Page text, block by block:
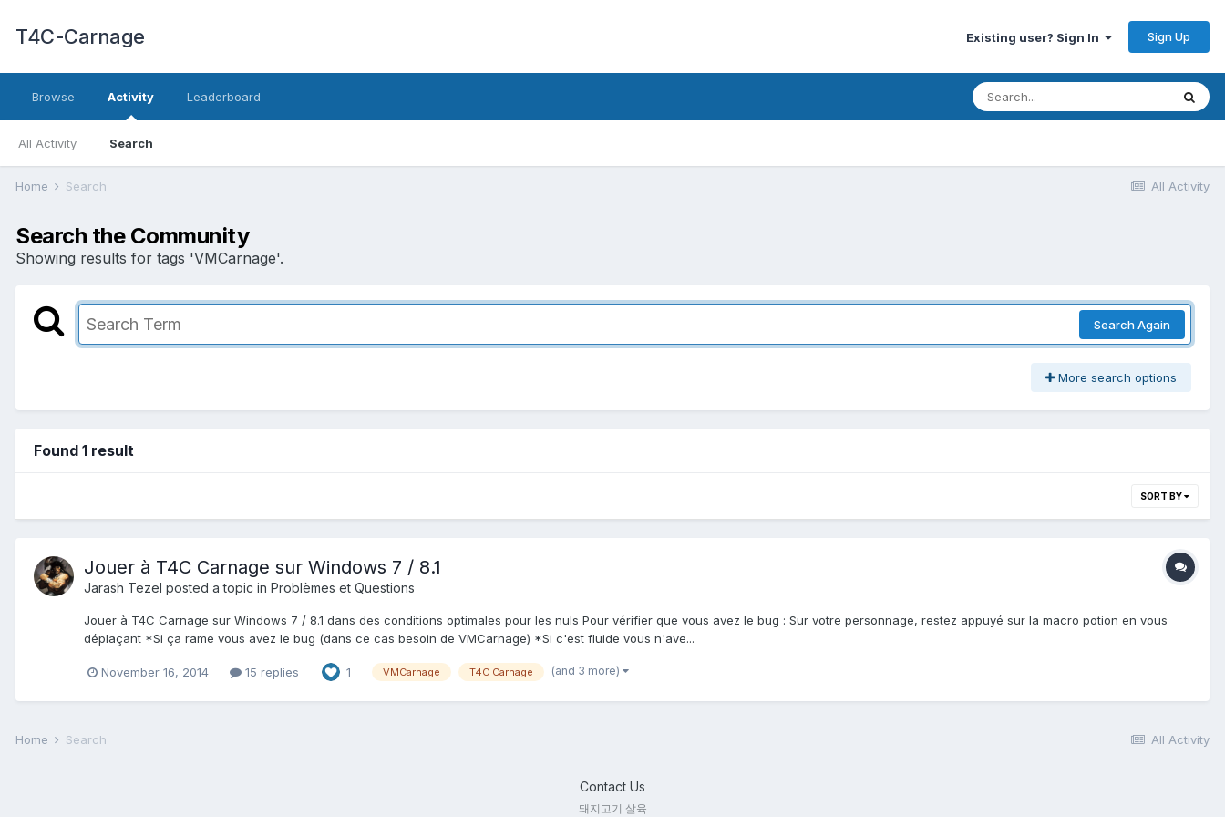
T4C-Carnage Existing user? Sign In Sign Up
Browse Activity
All Activity Search
Leaderboard
All Activity
Home Search
Search the Community
Showing results for tags 'VMCarnage'.
Search Again
More search options
Found 1 result
SORT BY
Jouer à T4C Carnage sur Windows 7 / 8.1
Jarash Tezel posted a topic in Problèmes et Questions
Jouer à T4C Carnage sur Windows 7 / 8.1 dans des conditions optimales pour les nuls Pour vérifier que vous avez le bug : Sur votre personnage, restez appuyé sur la macro potion en vous
déplaçant *Si ça rame vous avez le bug (dans ce cas besoin de VMCarnage) *Si c'est fluide vous n'ave...
November 16, 2014 15 replies 1 VMCarnage T4C Carnage (and 3 more)
All Activity
Home Search
Contact Us
돼지고기 살육